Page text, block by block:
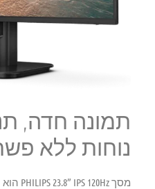
תמונה חדה,
נוחות ללא
מסך PHILIPS 23.8” IPS 120Hz